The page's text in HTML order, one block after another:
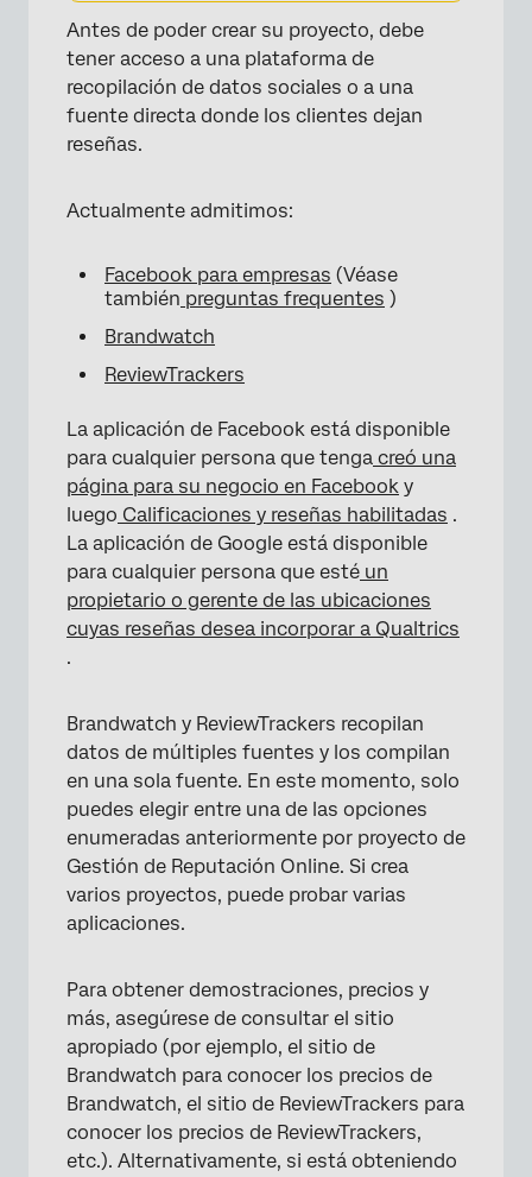
Antes de poder crear su proyecto, debe
tener acceso a una plataforma de
recopilación de datos sociales o a una
fuente directa donde los clientes dejan
reseñas.
Actualmente admitimos:
Facebook para empresas (Véase
también preguntas frequentes )
Brandwatch
ReviewTrackers
La aplicación de Facebook está disponible
para cualquier persona que tenga creó una
página para su negocio en Facebook y
luego Calificaciones y reseñas habilitadas .
La aplicación de Google está disponible
para cualquier persona que esté un
propietario o gerente de las ubicaciones
cuyas reseñas desea incorporar a Qualtrics
.
Brandwatch y ReviewTrackers recopilan
datos de múltiples fuentes y los compilan
en una sola fuente. En este momento, solo
puedes elegir entre una de las opciones
enumeradas anteriormente por proyecto de
Gestión de Reputación Online. Si crea
varios proyectos, puede probar varias
aplicaciones.
Para obtener demostraciones, precios y
más, asegúrese de consultar el sitio
apropiado (por ejemplo, el sitio de
Brandwatch para conocer los precios de
Brandwatch, el sitio de ReviewTrackers para
conocer los precios de ReviewTrackers,
etc.). Alternativamente, si está obteniendo